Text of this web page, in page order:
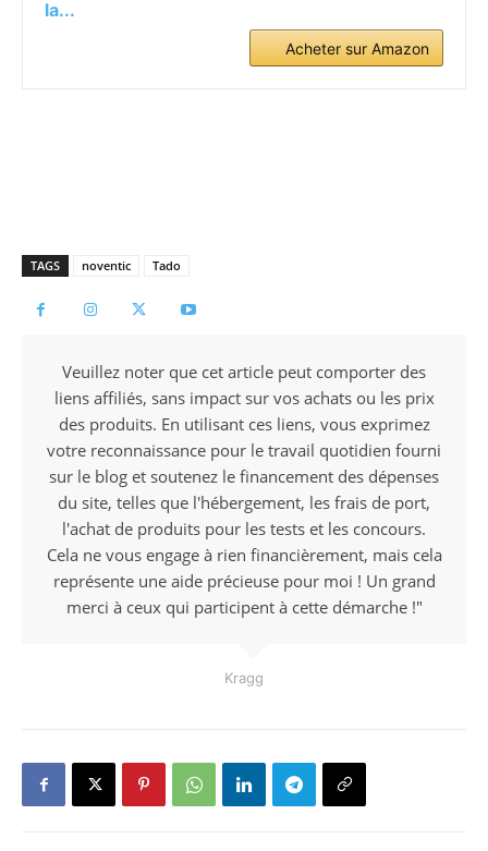
la...
Acheter sur Amazon
TAGS noventic Tado
Veuillez noter que cet article peut comporter des
liens affiliés, sans impact sur vos achats ou les prix
des produits. En utilisant ces liens, vous exprimez
votre reconnaissance pour le travail quotidien fourni
sur le blog et soutenez le financement des dépenses
du site, telles que l'hébergement, les frais de port,
l'achat de produits pour les tests et les concours.
Cela ne vous engage à rien financièrement, mais cela
représente une aide précieuse pour moi ! Un grand
merci à ceux qui participent à cette démarche !"
Kragg